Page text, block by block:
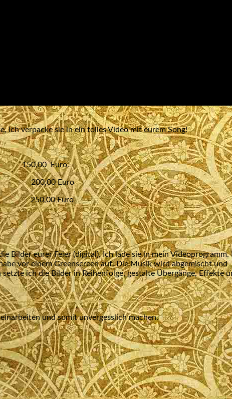
ich verpacke sie in ein tolles Video mit eurem Song!
150,00 Euro.
200,00 Euro
250,00 Euro
Bilder eurer Feier (digital). Ich lade sie in mein Videoprogramm.
vor einem Greenscreen auf. Die Musik wird abgemischt und
ich die Bilder in Reihenfolge, gestalte Übergänge, Effekte
und somit unvergesslich machen.